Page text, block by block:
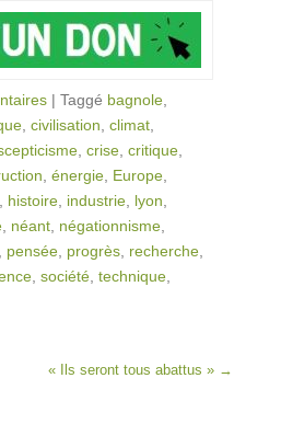
| Taggé bagnole
civilisation climat
crise critique
énergie Europe
histoire industrie lyon
néant négationnisme
pensée progrès recherche
société technique
« Ils seront tous abattus » →